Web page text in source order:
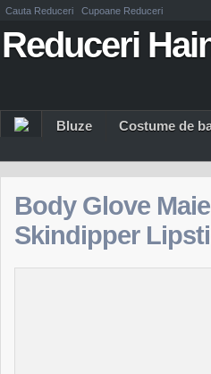
Cauta Reduceri Cupoane Reduceri
Reduceri
Bluze Costume de
Body Glove
Skindipper